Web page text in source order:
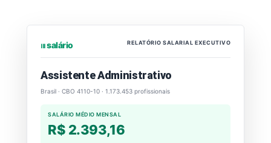
⏐⏐⏐ salário RELATÓRIO SALARIAL EXECUTIVO
Assistente Administrativo
Brasil · CBO 4110-10 · 1.173.453 profissionais
SALÁRIO MÉDIO MENSAL
R$ 2.393,16